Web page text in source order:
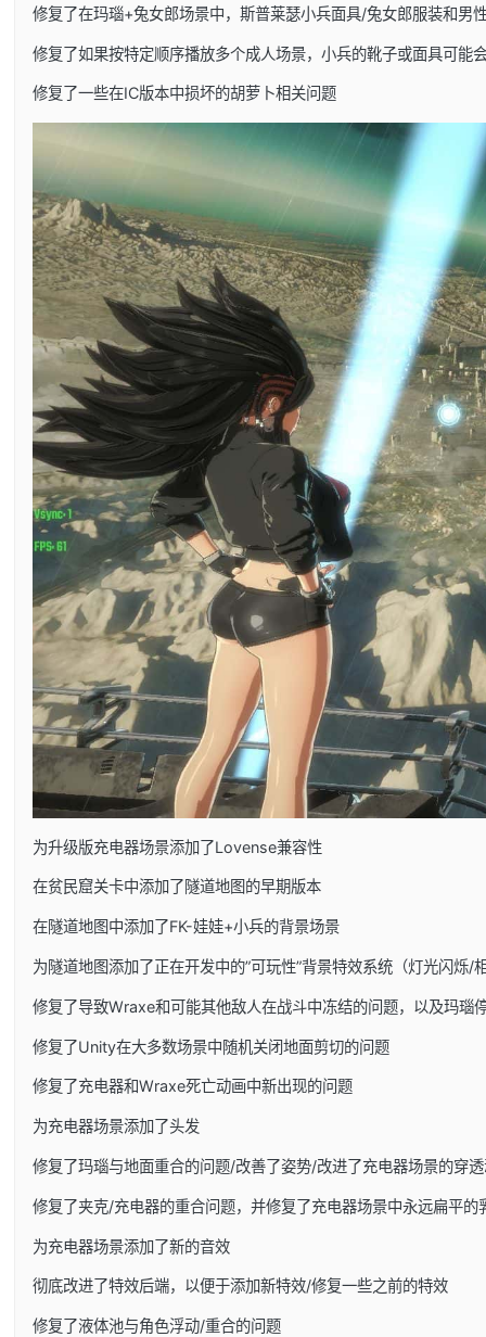
修复了在玛瑙+兔女郎场景中，斯普莱瑟小兵面具/兔女郎服装和男
修复了如果按特定顺序播放多个成人场景，小兵的靴子或面具可能
修复了一些在IC版本中损坏的胡萝卜相关问题
为升级版充电器场景添加了Lovense兼容性
在贫民窟关卡中添加了隧道地图的早期版本
在隧道地图中添加了FK-娃娃+小兵的背景场景
为隧道地图添加了正在开发中的”可玩性”背景特效系统（灯光闪烁/
修复了导致Wraxe和可能其他敌人在战斗中冻结的问题，以及玛瑙
修复了Unity在大多数场景中随机关闭地面剪切的问题
修复了充电器和Wraxe死亡动画中新出现的问题
为充电器场景添加了头发
修复了玛瑙与地面重合的问题/改善了姿势/改进了充电器场景的穿
修复了夹克/充电器的重合问题，并修复了充电器场景中永远扁平的
为充电器场景添加了新的音效
彻底改进了特效后端，以便于添加新特效/修复一些之前的特效
修复了液体池与角色浮动/重合的问题